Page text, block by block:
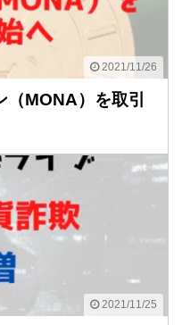
2021/11/26
MONA）を取引
2021/11/25